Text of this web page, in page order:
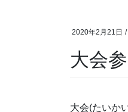
2020年2月21日
大会
大会(たいか